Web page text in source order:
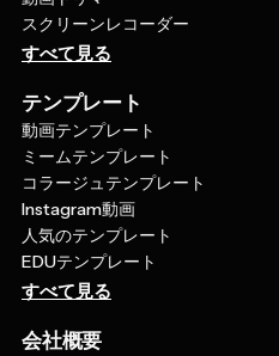
すべて見る
動画テンプレート
ミームテンプレート
コラージュテンプレート
Instagram動画
人気のテンプレート
EDUテンプレート
すべて見る
価格について